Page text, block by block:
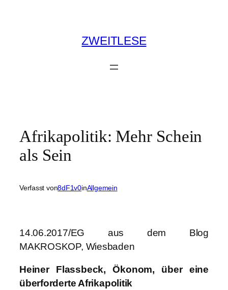
ZWEITLESE
Afrikapolitik: Mehr Schein
als Sein
Verfasst von8dF1v0inAllgemein
14.06.2017/EG aus dem Blog
MAKROSKOP, Wiesbaden
Heiner Flassbeck, Ökonom, über eine
überforderte Afrikapolitik